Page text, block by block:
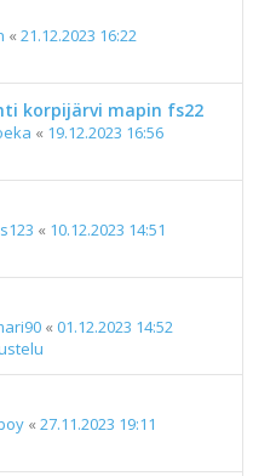
« 21.12.2023 16:22
korpijärvi mapin fs22
« 19.12.2023 16:56
« 10.12.2023 14:51
« 01.12.2023 14:52
« 27.11.2023 19:11